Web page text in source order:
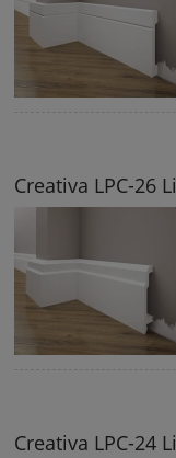
Creativa LPC-26
Creativa LPC-24